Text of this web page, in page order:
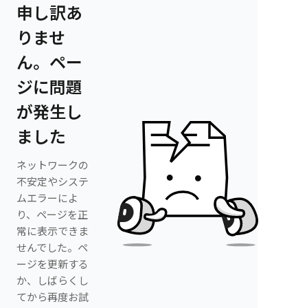
申し訳あ
りませ
ん。ペー
ジに問題
が発生し
ました
ネットワークの
不安定やシステ
ムエラーによ
り、ページを正
常に表示できま
せんでした。ペ
ージを更新する
か、しばらくし
てから再度お試